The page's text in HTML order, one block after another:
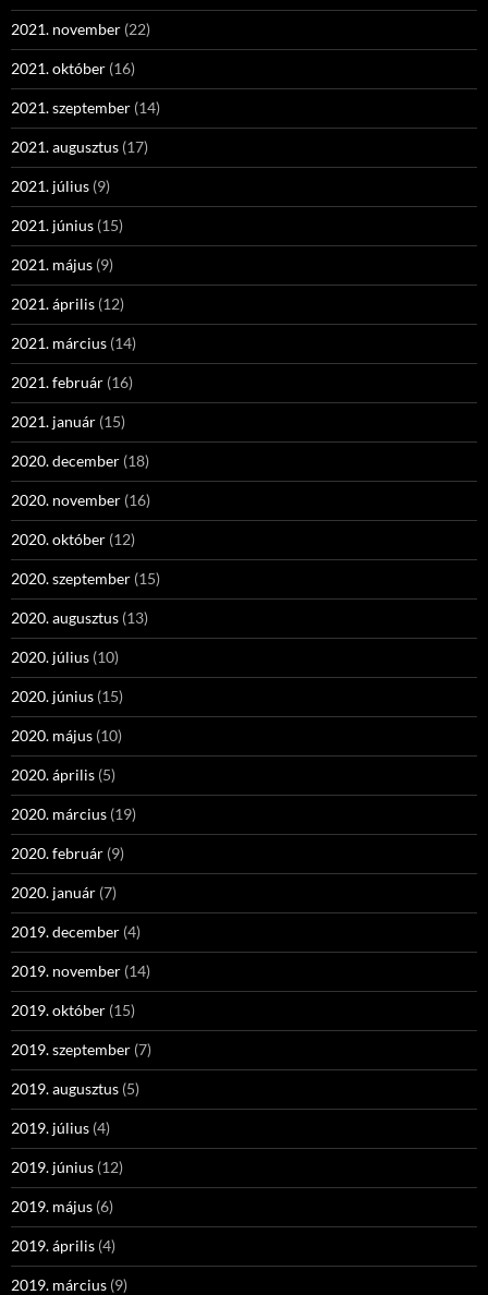
2021. november (22)
2021. október (16)
2021. szeptember (14)
2021. augusztus (17)
2021. július (9)
2021. június (15)
2021. május (9)
2021. április (12)
2021. március (14)
2021. február (16)
2021. január (15)
2020. december (18)
2020. november (16)
2020. október (12)
2020. szeptember (15)
2020. augusztus (13)
2020. július (10)
2020. június (15)
2020. május (10)
2020. április (5)
2020. március (19)
2020. február (9)
2020. január (7)
2019. december (4)
2019. november (14)
2019. október (15)
2019. szeptember (7)
2019. augusztus (5)
2019. július (4)
2019. június (12)
2019. május (6)
2019. április (4)
2019. március (9)